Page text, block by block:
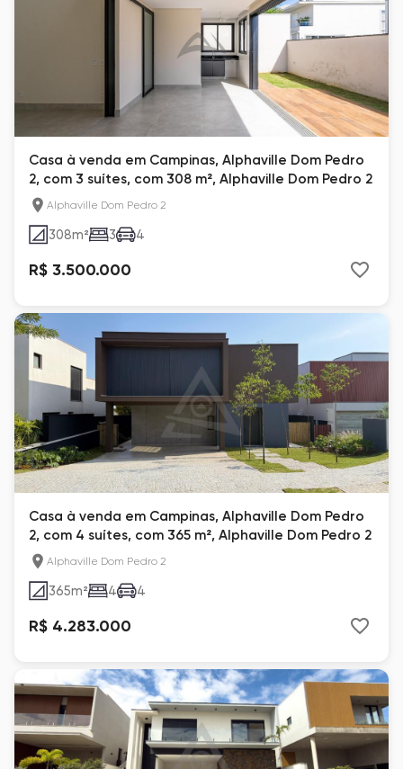
Casa à venda em Campinas, Alphaville Dom Pedro
2, com 3 suítes, com 308 m², Alphaville Dom Pedro 2
Alphaville Dom Pedro 2
308m² 3 4
R$ 3.500.000
Casa à venda em Campinas, Alphaville Dom Pedro
2, com 4 suítes, com 365 m², Alphaville Dom Pedro 2
Alphaville Dom Pedro 2
365m² 4 4
R$ 4.283.000